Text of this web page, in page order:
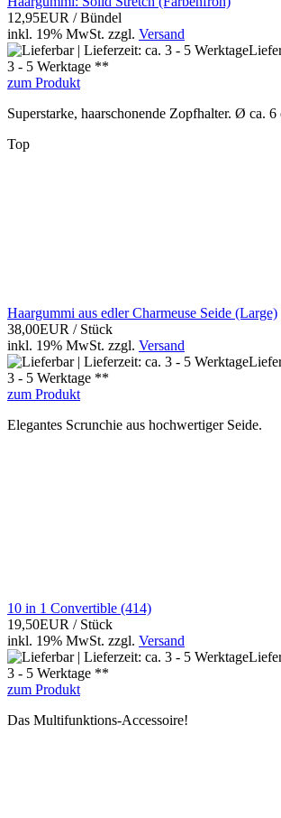
12,95EUR / Bündel
inkl. 19% MwSt. zzgl. Versand
3 - 5 Werktage **
zum Produkt
Superstarke, haarschonende Zopfhalter. Ø ca. 6
Top
Haargummi aus edler Charmeuse Seide (Large)
38,00EUR / Stück
inkl. 19% MwSt. zzgl. Versand
3 - 5 Werktage **
zum Produkt
Elegantes Scrunchie aus hochwertiger Seide.
10 in 1 Convertible (414)
19,50EUR / Stück
inkl. 19% MwSt. zzgl. Versand
3 - 5 Werktage **
zum Produkt
Das Multifunktions-Accessoire!